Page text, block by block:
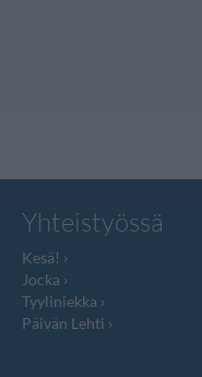
Yhteistyössä
Kesä!
Jocka
Tyyliniekka
Päivän Lehti